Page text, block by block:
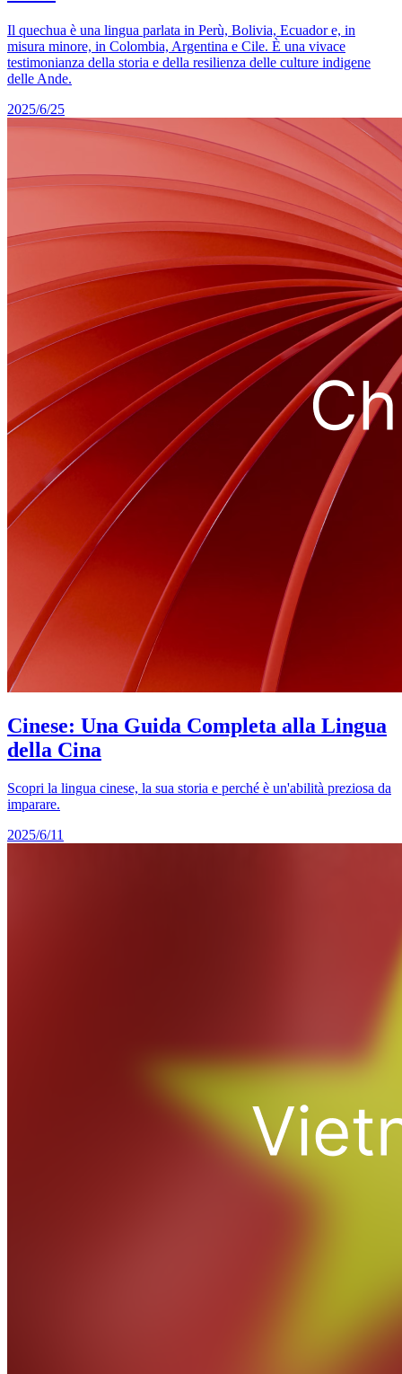
Il quechua è una lingua parlata in Perù, Bolivia, Ecuador e, in
misura minore, in Colombia, Argentina e Cile. È una vivace
testimonianza della storia e della resilienza delle culture indigene
delle Ande.
2025/6/25
Cinese: Una Guida Completa alla Lingua
della Cina
Scopri la lingua cinese, la sua storia e perché è un'abilità preziosa da
imparare.
2025/6/11